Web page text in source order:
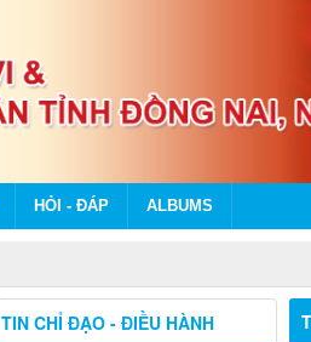
HỎI - ĐÁP ALBUMS
TIN CHỈ ĐẠO - ĐIỀU HÀNH